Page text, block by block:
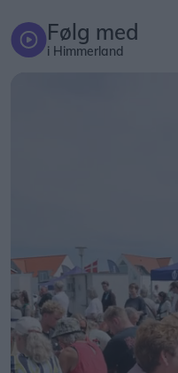
Følg med
i Himmerland